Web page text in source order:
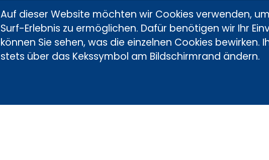
Auf dieser Website möchten wir Cookies verwenden,
Surf-Erlebnis zu ermöglichen. Dafür benötigen wir Ihr
können Sie sehen, was die einzelnen Cookies bewirken.
stets über das Kekssymbol am Bildschirmrand ändern.